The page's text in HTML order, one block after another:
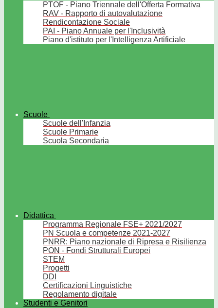
PTOF - Piano Triennale dell'Offerta Formativa
RAV - Rapporto di autovalutazione
Rendicontazione Sociale
PAI - Piano Annuale per l'Inclusività
Piano d'istituto per l'Intelligenza Artificiale
Scuole
Scuole dell'Infanzia
Scuole Primarie
Scuola Secondaria
Didattica
Programma Regionale FSE+ 2021/2027
PN Scuola e competenze 2021-2027
PNRR: Piano nazionale di Ripresa e Risilienza
PON - Fondi Strutturali Europei
STEM
Progetti
DDI
Certificazioni Linguistiche
Regolamento digitale
Studenti e Genitori